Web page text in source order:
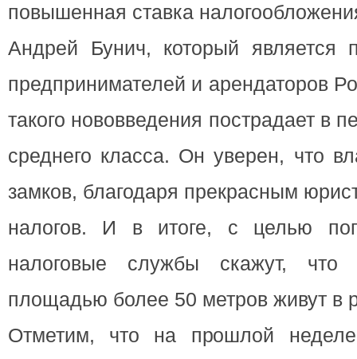
повышенная ставка
Андрей Бунич, который является
предпринимателей и арендаторов
такого нововведения пострадает в
среднего класса. Он уверен, что
замков, благодаря прекрасным
налогов. И в итоге, с целью
налоговые службы скажут, что
площадью более 50 метров живут в
Отметим, что на прошлой